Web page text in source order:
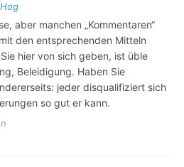
aber manchen „Kommentaren“
den entsprechenden Mitteln
hier von sich geben, ist üble
Beleidigung. Haben Sie
jeder disqualifiziert sich
so gut er kann.